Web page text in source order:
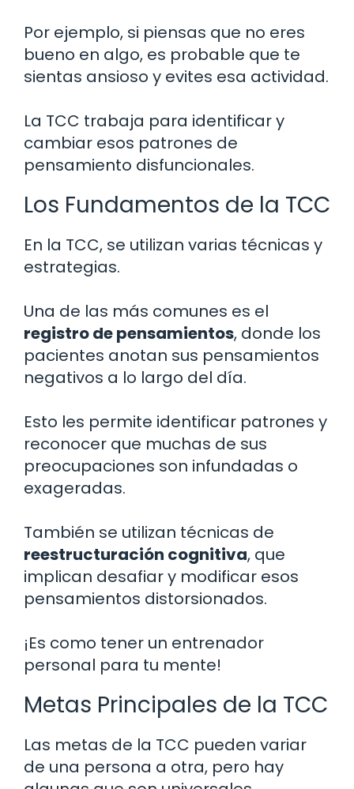
Por ejemplo, si piensas que no eres
bueno en algo, es probable que te
sientas ansioso y evites esa actividad.
La TCC trabaja para identificar y
cambiar esos patrones de
pensamiento disfuncionales.
Los Fundamentos de la TCC
En la TCC, se utilizan varias técnicas y
estrategias.
Una de las más comunes es el
registro de pensamientos, donde los
pacientes anotan sus pensamientos
negativos a lo largo del día.
Esto les permite identificar patrones y
reconocer que muchas de sus
preocupaciones son infundadas o
exageradas.
También se utilizan técnicas de
reestructuración cognitiva, que
implican desafiar y modificar esos
pensamientos distorsionados.
¡Es como tener un entrenador
personal para tu mente!
Metas Principales de la TCC
Las metas de la TCC pueden variar
de una persona a otra, pero hay